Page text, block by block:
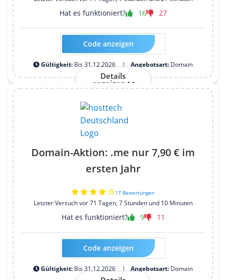
Hat es funktioniert? 16 27
Kein Code erforderlich
Code anzeigen
Gültigkeit: Bis 31.12.2026 Angebotsart: Domain
Details
anzeigen
Domain-Aktion: .me nur 7,90 € im
ersten Jahr
17 Bewertungen
Letzter Versuch vor 71 Tagen, 7 Stunden und 10 Minuten
Hat es funktioniert? 9 11
Kein Code erforderlich
Code anzeigen
Gültigkeit: Bis 31.12.2026 Angebotsart: Domain